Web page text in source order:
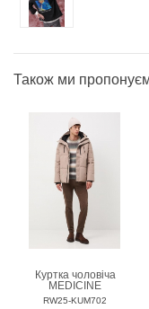
Також ми
Куртка чоловіча
MEDICINE
RW25-KUM702